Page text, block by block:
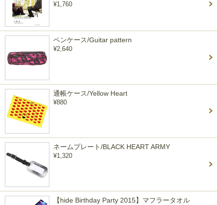
¥1,760
ペンケース/Guitar pattern
¥2,640
通帳ケース/Yellow Heart
¥880
ネームプレート/BLACK HEART ARMY
¥1,320
【hide Birthday Party 2015】マフラータオル